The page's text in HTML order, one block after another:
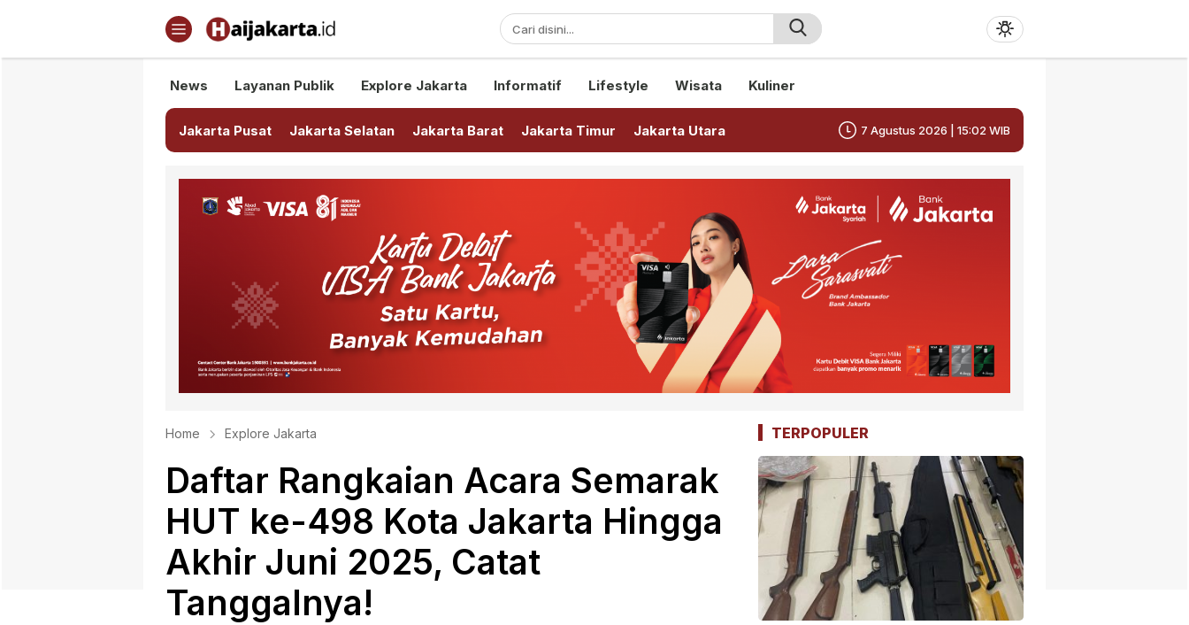
Haijakarta.id
Semua Tentang Jakarta Ada Disini!
News Layanan Publik Explore Jakarta Informatif Lifestyle Wisata Kuliner
Jakarta Pusat Jakarta Selatan Jakarta Barat Jakarta Timur Jakarta Utara 7 Agustus 2026 | 15:02 WIB
Home Explore Jakarta
Daftar Rangkaian Acara Semarak
HUT ke-498 Kota Jakarta Hingga
Akhir Juni 2025, Catat
Tanggalnya!
TERPOPULER